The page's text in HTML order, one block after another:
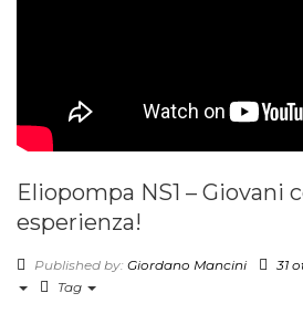
Eliopompa NS1 – Giovani
esperienza!
Published by: Giordano Mancini 31
Tag